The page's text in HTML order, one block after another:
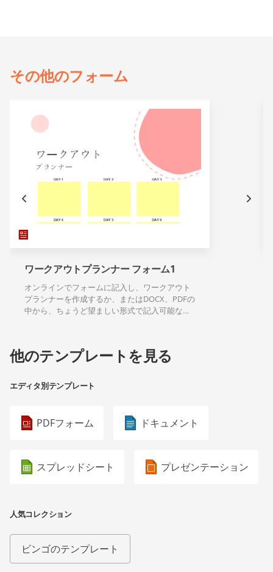
その他のフォーム
ワークアウトプランナー フォーム1
オンラインでフォームに記入し、ワークアウト
プランナーを作成するか、またはDOCX、PDFの
中から、ちょうど望ましい形式で記入可能なテ
他のテンプレートを見る
エディタ別テンプレート
PDFフォーム ドキュメント
スプレッドシート プレゼンテーション
人気コレクション
ビンゴのテンプレート